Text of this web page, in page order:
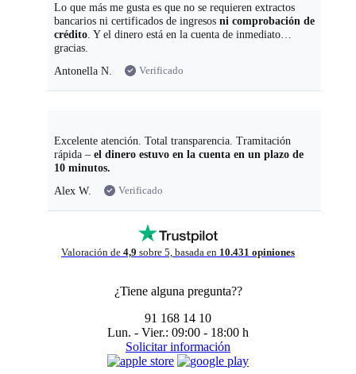
Lo que más me gusta es que no se requieren extractos
bancarios ni certificados de ingresos ni comprobación de
crédito. Y el dinero está en la cuenta de inmediato…
gracias.
Antonella N.
Verificado
Excelente atención. Total transparencia. Tramitación
rápida – el dinero estuvo en la cuenta en un plazo de
10 minutos.
Alex W.
Verificado
Valoración de 4,9 sobre 5, basada en 10.431 opiniones
¿Tiene alguna pregunta??
91 168 14 10
Lun. - Vier.: 09:00 - 18:00 h
Solicitar información